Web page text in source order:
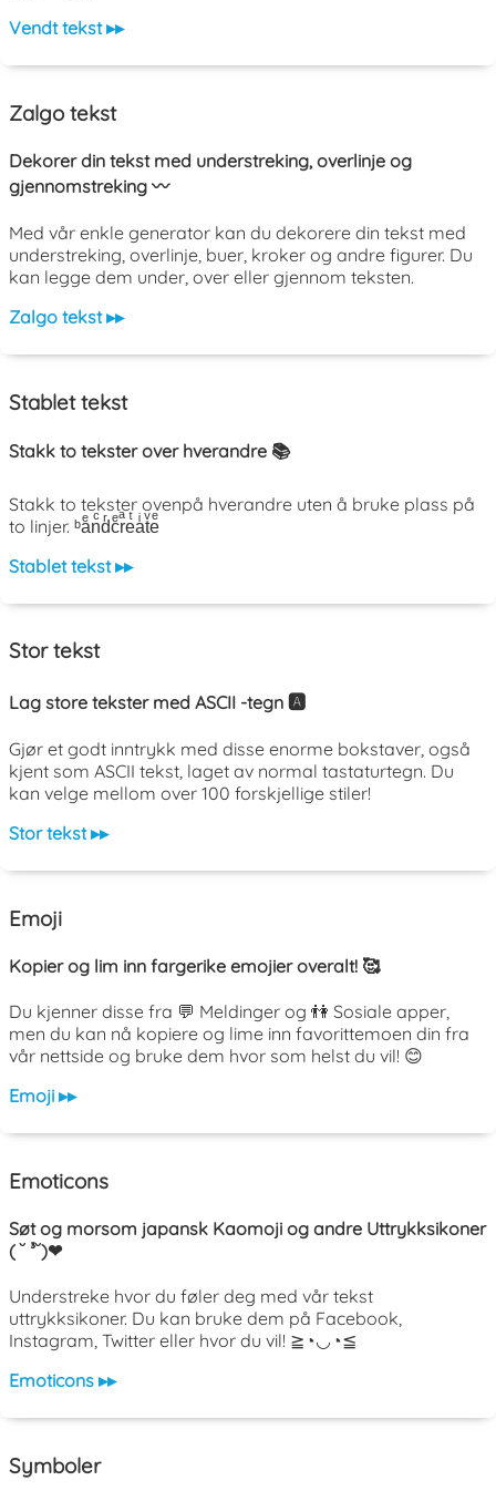
Vendt tekst ▸▸
Zalgo tekst
Dekorer din tekst med understreking, overlinje og
gjennomstreking 〰️
Med vår enkle generator kan du dekorere din tekst med
understreking, overlinje, buer, kroker og andre figurer. Du
kan legge dem under, over eller gjennom teksten.
Zalgo tekst ▸▸
Stablet tekst
Stakk to tekster over hverandre 📚
Stakk to tekster ovenpå hverandre uten å bruke plass på
to linjer. ᵇaͤnͨdͬcͤrͣeͭaͥtͮeͤ
Stablet tekst ▸▸
Stor tekst
Lag store tekster med ASCII -tegn 🅰️
Gjør et godt inntrykk med disse enorme bokstaver, også
kjent som ASCII tekst, laget av normal tastaturtegn. Du
kan velge mellom over 100 forskjellige stiler!
Stor tekst ▸▸
Emoji
Kopier og lim inn fargerike emojier overalt! 🥰
Du kjenner disse fra 💬 Meldinger og 👫 Sosiale apper,
men du kan nå kopiere og lime inn favorittemoen din fra
vår nettside og bruke dem hvor som helst du vil! 😊
Emoji ▸▸
Emoticons
Søt og morsom japansk Kaomoji og andre Uttrykksikoner
( ˘ ³˘)❤
Understreke hvor du føler deg med vår tekst
uttrykksikoner. Du kan bruke dem på Facebook,
Instagram, Twitter eller hvor du vil! ≧◔◡◔≦
Emoticons ▸▸
Symboler